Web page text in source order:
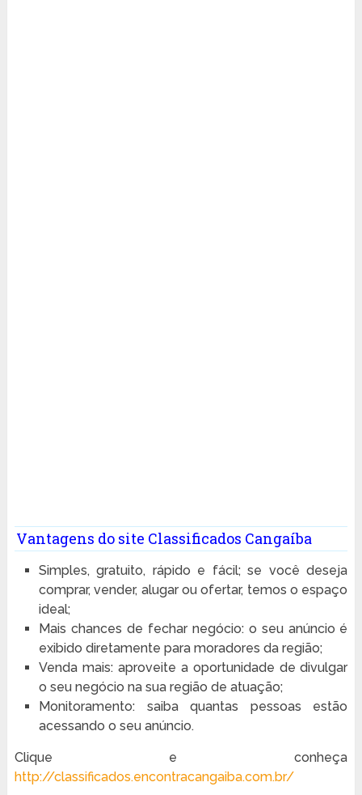
Vantagens do site Classificados Cangaíba
Simples, gratuito, rápido e fácil; se você deseja
comprar, vender, alugar ou ofertar, temos o espaço
ideal;
Mais chances de fechar negócio: o seu anúncio é
exibido diretamente para moradores da região;
Venda mais: aproveite a oportunidade de divulgar
o seu negócio na sua região de atuação;
Monitoramento: saiba quantas pessoas estão
acessando o seu anúncio.
Clique e conheça
http://classificados.encontracangaiba.com.br/